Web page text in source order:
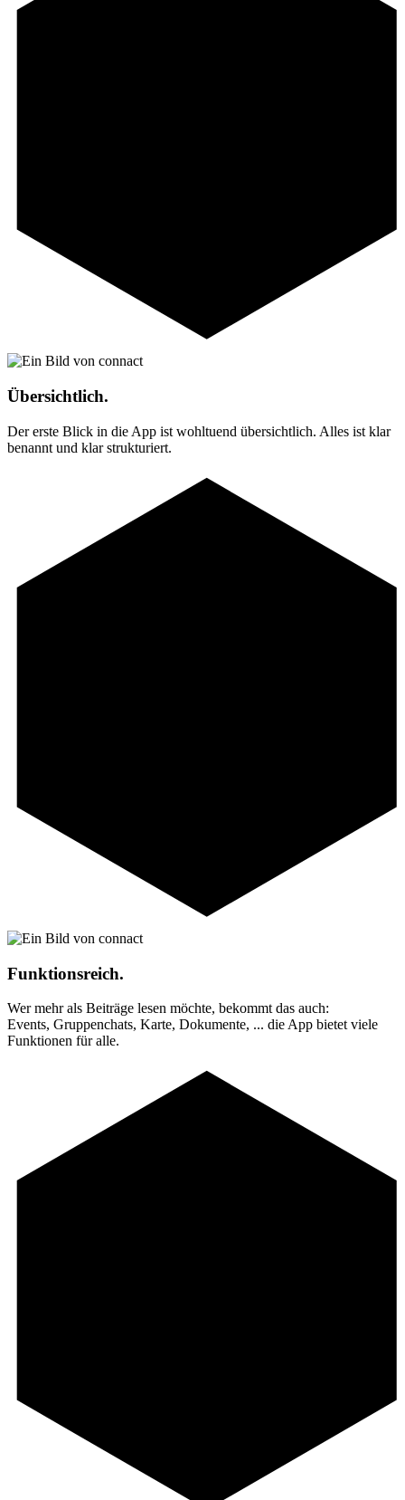
Übersichtlich.
Der erste Blick in die App ist wohltuend übersichtlich. Alles ist klar
benannt und klar strukturiert.
Funktionsreich.
Wer mehr als Beiträge lesen möchte, bekommt das auch:
Events, Gruppenchats, Karte, Dokumente, ... die App bietet viele
Funktionen für alle.